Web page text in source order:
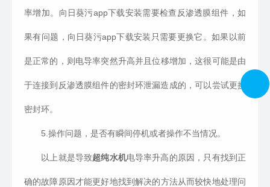
率增加。向日葵污app下载安装需要检查反渗透膜组件，如
果有问题，向日葵污app下载安装只需要更换它。如果以前
是正常的，则电导率突然升高并且位移增加，这很可能是由
于连接到反渗透膜组件的密封环泄漏造成的，可以尝试更换
密封环。
5.操作问题，是否有瞬间停机或者操作不当情况。
以上就是导致超纯水机电导率升高的原因，只有找到正
确的故障原因才能更好地找到解决的方法从而较快地处理问